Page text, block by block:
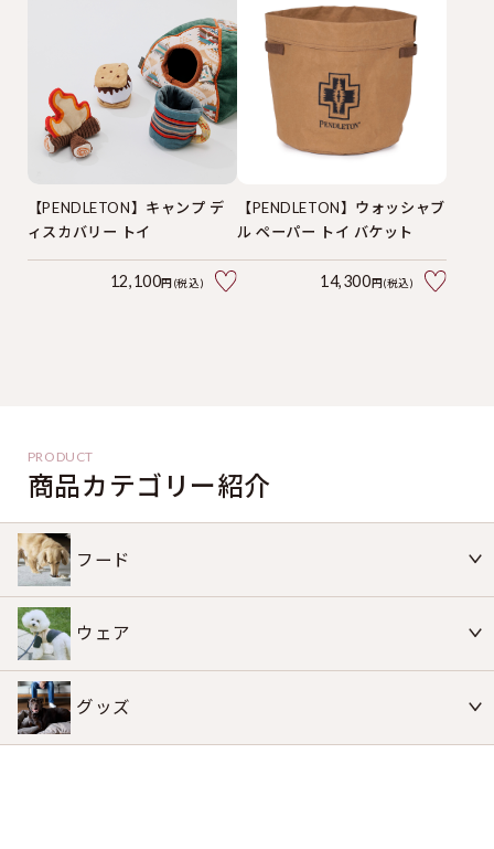
【PENDLETON】キャンプ デ
ィスカバリー トイ
12,100円(税込)
【PENDLETON】ウォッシャブ
ル ペーパー トイ バケット
14,300円(税込)
商品カテゴリー紹介
フード
ウェア
グッズ